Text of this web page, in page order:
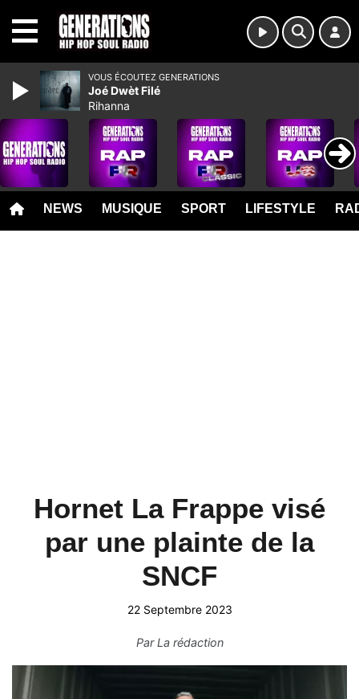
NEWS MUSIQUE SPORT LIFESTYLE
Hornet La Frappe visé
par une plainte de la
SNCF
22 Septembre 2023
ParLa rédaction
VOUS ÉCOUTEZ GENERATIONS
Joé Dwèt Filé
Rihanna